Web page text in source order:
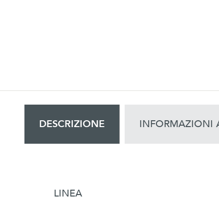
DESCRIZIONE INFORMAZIONI
LINEA